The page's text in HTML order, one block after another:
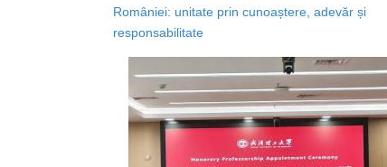
României: unitate prin cunoaștere, adevăr și
responsabilitate